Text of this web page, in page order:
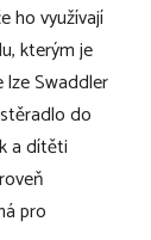
ho využívají
kterým je
Swaddler
do
a dítěti
pro